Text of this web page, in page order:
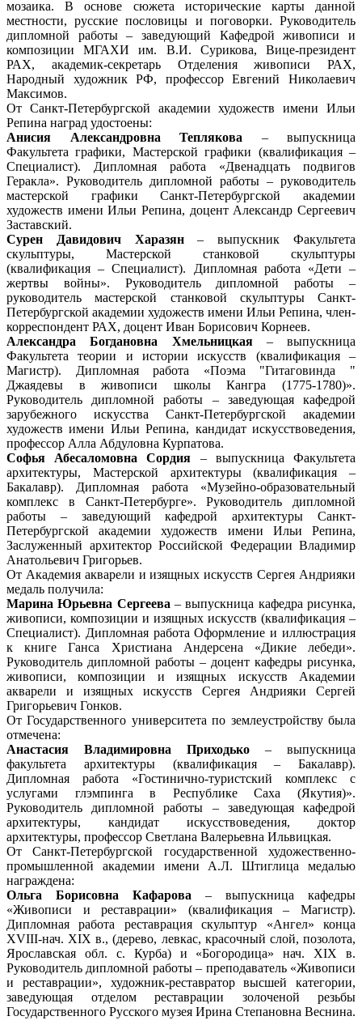
мозаика. В основе сюжета исторические карты данной
местности, русские пословицы и поговорки. Руководитель
дипломной работы – заведующий Кафедрой живописи и
композиции МГАХИ им. В.И. Сурикова, Вице-президент
РАХ, академик-секретарь Отделения живописи РАХ,
Народный художник РФ, профессор Евгений Николаевич
Максимов.
От Санкт-Петербургской академии художеств имени Ильи
Репина наград удостоены:
Анисия Александровна Теплякова – выпускница
Факультета графики, Мастерской графики (квалификация –
Специалист). Дипломная работа «Двенадцать подвигов
Геракла». Руководитель дипломной работы – руководитель
мастерской графики Санкт-Петербургской академии
художеств имени Ильи Репина, доцент Александр Сергеевич
Заставский.
Сурен Давидович Харазян– выпускник Факультета
скульптуры, Мастерской станковой скульптуры
(квалификация – Специалист). Дипломная работа «Дети –
жертвы войны». Руководитель дипломной работы –
руководитель мастерской станковой скульптуры Санкт-
Петербургской академии художеств имени Ильи Репина, член-
корреспондент РАХ, доцент Иван Борисович Корнеев.
Александра Богдановна Хмельницкая– выпускница
Факультета теории и истории искусств (квалификация –
Магистр). Дипломная работа «Поэма "Гитаговинда "
Джаядевы в живописи школы Кангра (1775-1780)».
Руководитель дипломной работы – заведующая кафедрой
зарубежного искусства Санкт-Петербургской академии
художеств имени Ильи Репина, кандидат искусствоведения,
профессор Алла Абдуловна Курпатова.
Софья Абесаломовна Сордия – выпускница Факультета
архитектуры, Мастерской архитектуры (квалификация –
Бакалавр). Дипломная работа «Музейно-образовательный
комплекс в Санкт-Петербурге». Руководитель дипломной
работы – заведующий кафедрой архитектуры Санкт-
Петербургской академии художеств имени Ильи Репина,
Заслуженный архитектор Российской Федерации Владимир
Анатольевич Григорьев.
От Академия акварели и изящных искусств Сергея Андрияки
медаль получила:
Марина Юрьевна Сергеева – выпускница кафедра рисунка,
живописи, композиции и изящных искусств (квалификация –
Специалист). Дипломная работа Оформление и иллюстрация
к книге Ганса Христиана Андерсена «Дикие лебеди».
Руководитель дипломной работы – доцент кафедры рисунка,
живописи, композиции и изящных искусств Академии
акварели и изящных искусств Сергея Андрияки Сергей
Григорьевич Гонков.
От Государственного университета по землеустройству была
отмечена:
Анастасия Владимировна Приходько – выпускница
факультета архитектуры (квалификация – Бакалавр).
Дипломная работа «Гостинично-туристский комплекс с
услугами глэмпинга в Республике Саха (Якутия)».
Руководитель дипломной работы – заведующая кафедрой
архитектуры, кандидат искусствоведения, доктор
архитектуры, профессор Светлана Валерьевна Ильвицкая.
От Санкт-Петербургской государственной художественно-
промышленной академии имени А.Л. Штиглица медалью
награждена:
Ольга Борисовна Кафарова – выпускница кафедры
«Живописи и реставрации» (квалификация – Магистр).
Дипломная работа реставрация скульптур «Ангел» конца
XVIII-нач. XIX в., (дерево, левкас, красочный слой, позолота,
Ярославская обл. с. Курба) и «Богородица» нач. XIX в.
Руководитель дипломной работы – преподаватель «Живописи
и реставрации», художник-реставратор высшей категории,
заведующая отделом реставрации золоченой резьбы
Государственного Русского музея Ирина Степановна Веснина.